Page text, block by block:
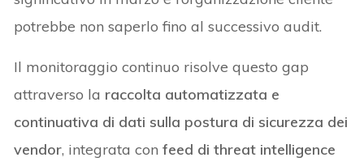
potrebbe non saperlo fino al successivo audit.
Il monitoraggio continuo risolve questo gap
attraverso la raccolta automatizzata e
continuativa di dati sulla postura di sicurezza dei
vendor, integrata confeed di threat intelligence